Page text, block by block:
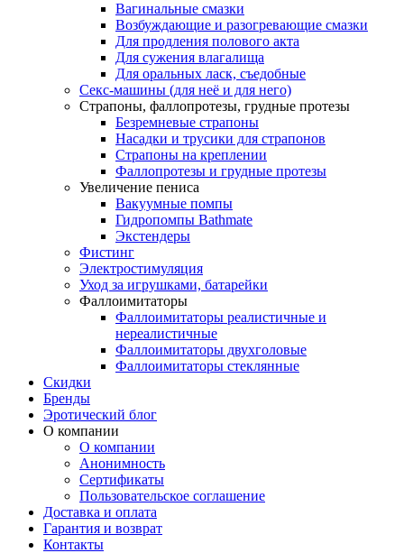
Вагинальные смазки
Возбуждающие и разогревающие смазки
Для продления полового акта
Для сужения влагалища
Для оральных ласк, съедобные
Секс-машины (для неё и для него)
Страпоны, фаллопротезы, грудные протезы
Безремневые страпоны
Насадки и трусики для страпонов
Страпоны на креплении
Фаллопротезы и грудные протезы
Увеличение пениса
Вакуумные помпы
Гидропомпы Bathmate
Экстендеры
Фистинг
Электростимуляция
Уход за игрушками, батарейки
Фаллоимитаторы
Фаллоимитаторы реалистичные и
нереалистичные
Фаллоимитаторы двухголовые
Фаллоимитаторы стеклянные
Скидки
Бренды
Эротический блог
О компании
О компании
Анонимность
Сертификаты
Пользовательское соглашение
Доставка и оплата
Гарантия и возврат
Контакты